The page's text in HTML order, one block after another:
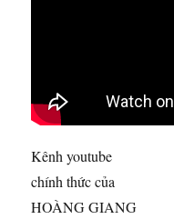
Kênh youtube
chính thức của
HOÀNG GIANG